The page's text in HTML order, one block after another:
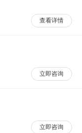
查看详情
立即咨询
立即咨询